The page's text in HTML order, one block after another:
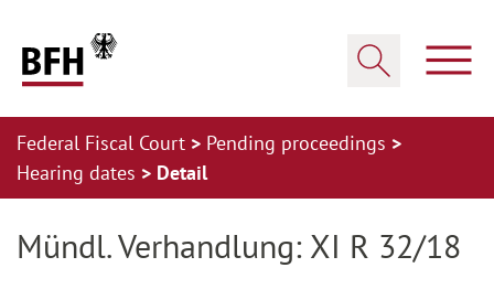
Federal Fiscal Court
Pending proceedings
Hearing dates
Detail
Mündl. Verhandlung: XI R 32/18